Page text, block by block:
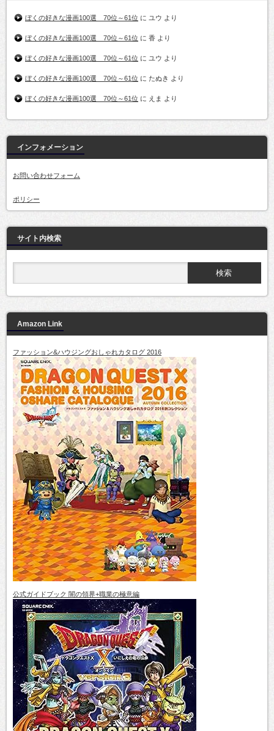
ぼくの好きな漫画100選 70位～61位 に ユウ より
ぼくの好きな漫画100選 70位～61位 に 香 より
ぼくの好きな漫画100選 70位～61位 に ユウ より
ぼくの好きな漫画100選 70位～61位 に たぬき より
ぼくの好きな漫画100選 70位～61位 に えま より
インフォメーション
お問い合わせフォーム
ポリシー
サイト内検索
Amazon Link
ファッション&ハウジングおしゃれカタログ 2016
公式ガイドブック 闇の領界+職業の極意編